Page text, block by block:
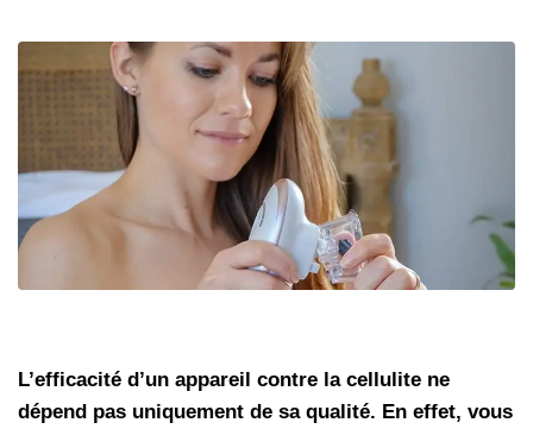
L’efficacité d’un appareil contre la cellulite ne
dépend pas uniquement de sa qualité. En effet, vous